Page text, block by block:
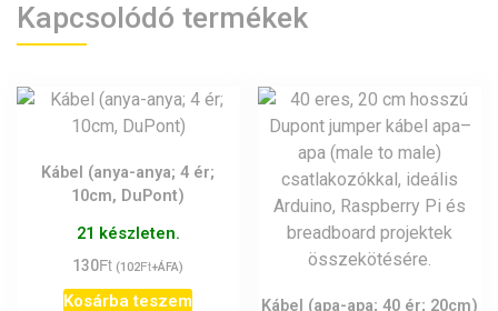
Kapcsolódó termékek
Kábel (anya-anya; 4 ér;
10cm, DuPont)
21 készleten.
130Ft (102Ft+ÁFA)
Kosárba teszem Kábel (apa-apa; 40 ér; 20cm)